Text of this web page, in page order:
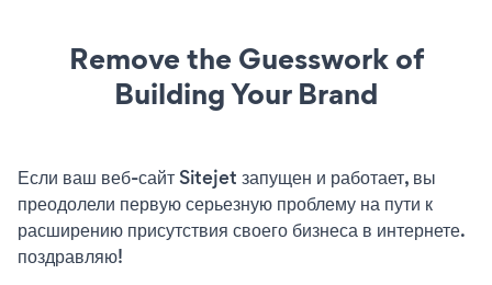
Remove the Guesswork of
Building Your Brand
Если ваш веб-сайт Sitejet запущен и работает, вы
преодолели первую серьезную проблему на пути к
расширению присутствия своего бизнеса в интернете.
поздравляю!